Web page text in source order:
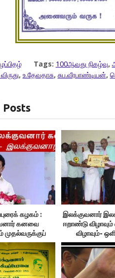
Tags: 100ஆவது நிகழ்வு,
, உ.தேவதாசு, சுப.வீரபாண்டியன்,
கழகம் :
கனவை
முதல்வருக்குப்
இலக்குவனார்
ஈறாண்டு விழாவும்
விழாவும்-